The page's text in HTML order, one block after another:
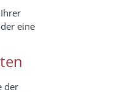
eine
der